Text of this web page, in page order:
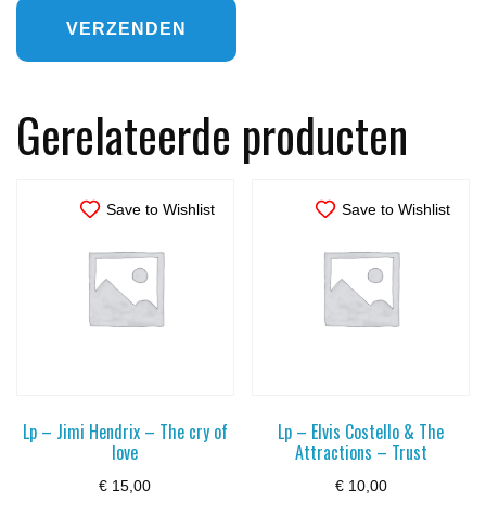
Gerelateerde producten
Save to Wishlist
Lp – Jimi Hendrix – The cry of
love
€ 15,00
Save to Wishlist
Lp – Elvis Costello & The
Attractions – Trust
€10,00